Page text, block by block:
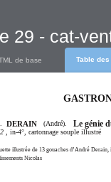
29 - cat-
de base Table
DERAIN (André). Le génie
, in-4°, cartonnage souple illustré
illustrée de 13 gouaches d’André
Nicolas